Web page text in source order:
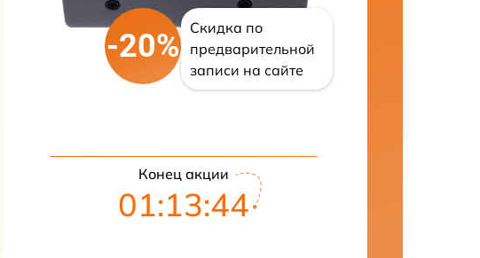
-20%
Скидка по
предварительной
записи на сайте
Конец акции
01:13:43